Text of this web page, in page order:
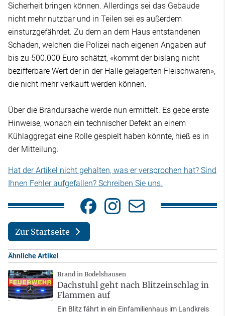
Sicherheit bringen können. Allerdings sei das Gebäude
nicht mehr nutzbar und in Teilen sei es außerdem
einsturzgefährdet. Zu dem an dem Haus entstandenen
Schaden, welchen die Polizei nach eigenen Angaben auf
bis zu 500.000 Euro schätzt, «kommt der bislang nicht
bezifferbare Wert der in der Halle gelagerten Fleischwaren»,
die nicht mehr verkauft werden können.
Über die Brandursache werde nun ermittelt. Es gebe erste
Hinweise, wonach ein technischer Defekt an einem
Kühlaggregat eine Rolle gespielt haben könnte, hieß es in
der Mitteilung.
Hat der Artikel nicht gehalten, was er versprochen hat? Sind
Ihnen Fehler aufgefallen? Schreiben Sie uns.
Zur Startseite
Ähnliche Artikel
Brand in Bodelshausen
Dachstuhl geht nach Blitzeinschlag in
Flammen auf
Ein Blitz fährt in ein Einfamilienhaus im Landkreis